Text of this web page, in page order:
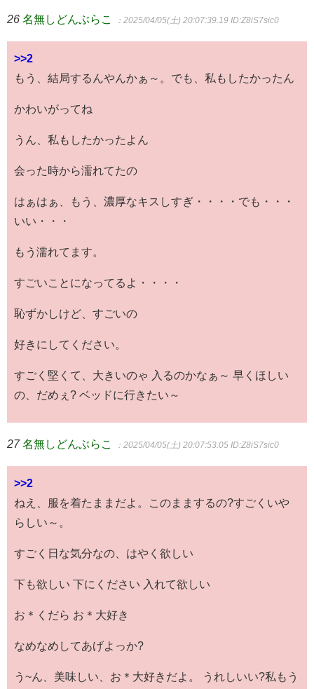
26 名無しどんぶらこ ：2025/04/05(土) 20:07:39.19 ID:Z8iS7sic0
>>2
もう、結局するんやんかぁ～。でも、私もしたかったん
かわいがってね
うん、私もしたかったよん
会った時から濡れてたの
はぁはぁ、もう、濃厚なキスしすぎ・・・・でも・・・
いい・・・
もう濡れてます。
すごいことになってるよ・・・・
恥ずかしけど、すごいの
好きにしてください。
すごく堅くて、大きいのゃ 入るのかなぁ～ 早くほしい
の、だめぇ? ベッドに行きたい～
27 名無しどんぶらこ ：2025/04/05(土) 20:07:53.05 ID:Z8iS7sic0
>>2
ねえ、服を着たままだよ。このままするの?すごくいや
らしい～。
すごく日な気分なの、はやく欲しい
下も欲しい 下にください 入れて欲しい
お＊くだら お＊大好き
なめなめしてあげよっか?
う~ん、美味しい、お＊大好きだよ。 うれしいい?私もう